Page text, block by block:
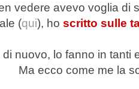
vedere avevo voglia di
(qui), ho scritto sulle
nuovo, lo fanno in tanti
Ma ecco come me la